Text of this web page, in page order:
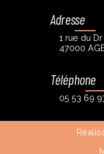
Adresse
1 rue du
47000
Téléphone
05 53 69